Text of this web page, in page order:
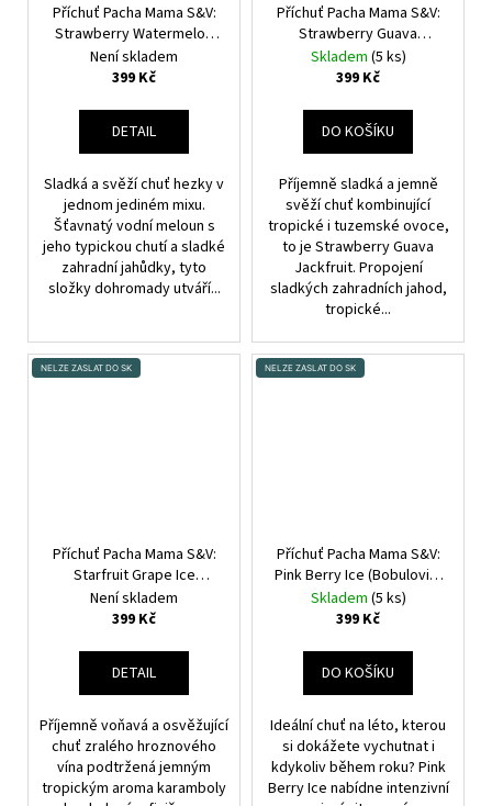
Příchuť Pacha Mama S&V:
Strawberry Watermelon
(Jahoda a vodní meloun)
10ml
Není skladem
399 Kč
DETAIL
Sladká a svěží chuť hezky v
jednom jediném mixu.
Šťavnatý vodní meloun s
jeho typickou chutí a sladké
zahradní jahůdky, tyto
složky dohromady utváří...
Příchuť Pacha Mama S&V:
Strawberry Guava
Jackfruit (Jahoda, guava,
jackfruit) 10ml
Skladem (5 ks)
399 Kč
DO KOŠÍKU
Příjemně sladká a jemně
svěží chuť kombinující
tropické i tuzemské ovoce,
to je Strawberry Guava
Jackfruit. Propojení
sladkých zahradních jahod,
tropické...
NELZE ZASLAT DO SK
Příchuť Pacha Mama S&V:
Starfruit Grape Ice
(Ledové hroznové víno a
karambola) 10ml
Není skladem
399 Kč
DETAIL
Příjemně voňavá a osvěžující
chuť zralého hroznového
vína podtržená jemným
tropickým aroma karamboly
NELZE ZASLAT DO SK
Příchuť Pacha Mama S&V:
Pink Berry Ice (Bobulovitý
mix s grapefruitem a
kooladou) 10ml
Skladem (5 ks)
399 Kč
DO KOŠÍKU
Ideální chuť na léto, kterou
si dokážete vychutnat i
kdykoliv během roku? Pink
Berry Ice nabídne intenzivní